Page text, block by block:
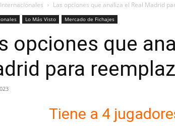
Internacionales Las opciones que analiza el Real Madrid
Lo Más Visto Mercado de Fichajes
opciones que
para
Tiene a 4